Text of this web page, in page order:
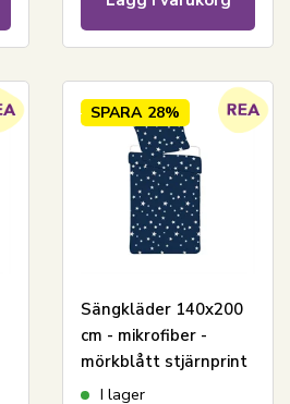
SPARA 28%
Sängkläder 140x200
cm - mikrofiber -
mörkblått stjärnprint
I lager